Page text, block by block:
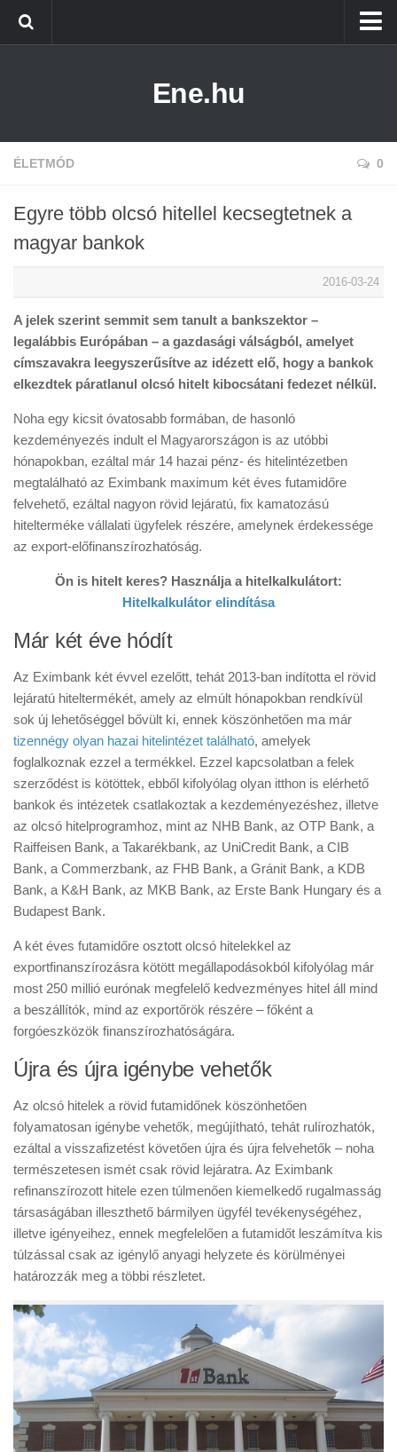
Életmód
Ene.hu
ÉLETMÓD 0
Egyre több olcsó hitellel kecsegtetnek a
magyar bankok
2016-03-24
A jelek szerint semmit sem tanult a bankszektor –
legalábbis Európában – a gazdasági válságból, amelyet
címszavakra leegyszerűsítve az idézett elő, hogy a bankok
elkezdtek páratlanul olcsó hitelt kibocsátani fedezet nélkül.
Noha egy kicsit óvatosabb formában, de hasonló
kezdeményezés indult el Magyarországon is az utóbbi
hónapokban, ezáltal már 14 hazai pénz- és hitelintézetben
megtalálható az Eximbank maximum két éves futamidőre
felvehető, ezáltal nagyon rövid lejáratú, fix kamatozású
hitelterméke vállalati ügyfelek részére, amelynek érdekessége
az export-előfinanszírozhatóság.
Ön is hitelt keres? Használja a hitelkalkulátort:
Hitelkalkulátor elindítása
Már két éve hódít
Az Eximbank két évvel ezelőtt, tehát 2013-ban indította el rövid
lejáratú hiteltermékét, amely az elmúlt hónapokban rendkívül
sok új lehetőséggel bővült ki, ennek köszönhetően ma már
tizennégy olyan hazai hitelintézet található, amelyek
foglalkoznak ezzel a termékkel. Ezzel kapcsolatban a felek
szerződést is kötöttek, ebből kifolyólag olyan itthon is elérhető
bankok és intézetek csatlakoztak a kezdeményezéshez, illetve
az olcsó hitelprogramhoz, mint az NHB Bank, az OTP Bank, a
Raiffeisen Bank, a Takarékbank, az UniCredit Bank, a CIB
Bank, a Commerzbank, az FHB Bank, a Gránit Bank, a KDB
Bank, a K&H Bank, az MKB Bank, az Erste Bank Hungary és a
Budapest Bank.
A két éves futamidőre osztott olcsó hitelekkel az
exportfinanszírozásra kötött megállapodásokból kifolyólag már
most 250 millió eurónak megfelelő kedvezményes hitel áll mind
a beszállítók, mind az exportőrök részére – főként a
forgóeszközök finanszírozhatóságára.
Újra és újra igénybe vehetők
Az olcsó hitelek a rövid futamidőnek köszönhetően
folyamatosan igénybe vehetők, megújítható, tehát rulírozhatók,
ezáltal a visszafizetést követően újra és újra felvehetők – noha
természetesen ismét csak rövid lejáratra. Az Eximbank
refinanszírozott hitele ezen túlmenően kiemelkedő rugalmasság
társaságában illeszthető bármilyen ügyfél tevékenységéhez,
illetve igényeihez, ennek megfelelően a futamidőt leszámítva kis
túlzással csak az igénylő anyagi helyzete és körülményei
határozzák meg a többi részletet.